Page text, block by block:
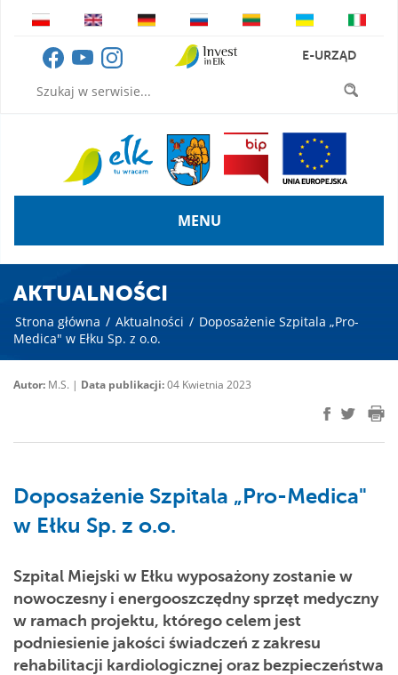
E-URZĄD
MENU
AKTUALNOŚCI
Strona główna / Aktualności / Doposażenie Szpitala „Pro-
Medica" w Ełku Sp. z o.o.
Autor: M.S. | Data publikacji:04 Kwietnia 2023
Doposażenie Szpitala „Pro-Medica"
w Ełku Sp. z o.o.
Szpital Miejski w Ełku wyposażony zostanie w
nowoczesny i energooszczędny sprzęt medyczny
w ramach projektu, którego celem jest
podniesienie jakości świadczeń z zakresu
rehabilitacji kardiologicznej oraz bezpieczeństwa